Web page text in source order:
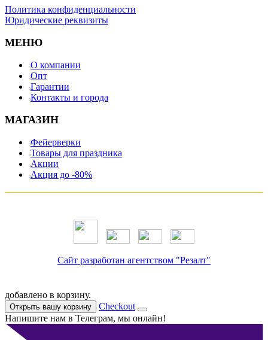
Политика конфиденциальности
Юридические реквизиты
МЕНЮ
О компании
Опт
Гарантии
Контакты и города
МАГАЗИН
Фейерверки
Товары для праздника
Акции
Акция до -80%
Сайт разработан агентством "Резалт"
добавлено в корзину.
Открыть вашу корзину
Checkout
Напишите нам в Телеграм, мы онлайн!